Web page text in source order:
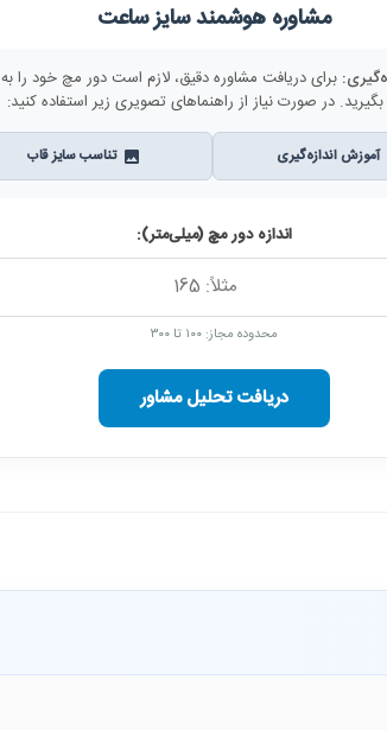
مشاوره هوشمند سایز ساعت
برای دریافت مشاوره دقیق، لازم است دور مچ خود را به
در صورت نیاز از راهنماهای تصویری زیر استفاده کنید:
آموزش اندازه‌گیری تناسب سایز قاب
اندازه دور مچ (میلی‌متر):
محدوده مجاز: ۱۰۰ تا ۳۰۰
دریافت تحلیل مشاور